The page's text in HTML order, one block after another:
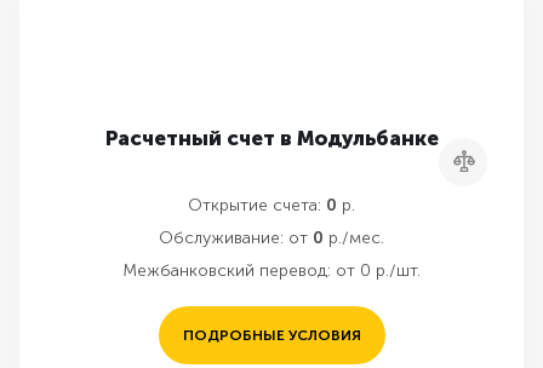
Расчетный счет в Модульбанке
Сравнить
Открытие счета: 0 р.
Обслуживание: от 0 р./мес.
Межбанковский перевод: от 0 р./шт.
ПОДРОБНЫЕ УСЛОВИЯ